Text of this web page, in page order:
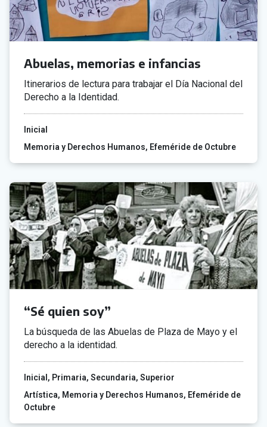
Abuelas, memorias e infancias
Itinerarios de lectura para trabajar el Día Nacional del
Derecho a la Identidad.
Inicial
Memoria y Derechos Humanos
Efeméride de Octubre
“Sé quien soy”
La búsqueda de las Abuelas de Plaza de Mayo y el
derecho a la identidad.
Inicial Primaria Secundaria Superior
Artística
Memoria y Derechos Humanos
Efeméride de
Octubre